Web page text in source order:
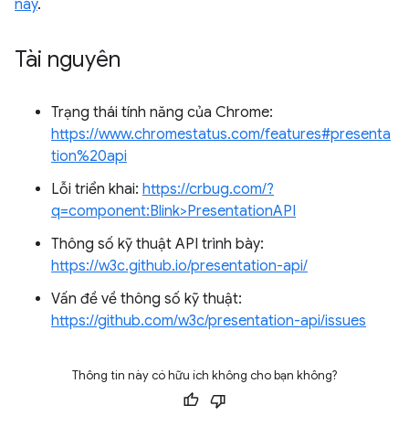
này.
Tài nguyên
Trạng thái tính năng của Chrome:
https://www.chromestatus.com/features#presenta
tion%20api
Lỗi triển khai: https://crbug.com/?
q=component:Blink>PresentationAPI
Thông số kỹ thuật API trình bày:
https://w3c.github.io/presentation-api/
Vấn đề về thông số kỹ thuật:
https://github.com/w3c/presentation-api/issues
Thông tin này có hữu ích không cho bạn không?